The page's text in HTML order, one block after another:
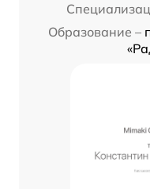
Образование –